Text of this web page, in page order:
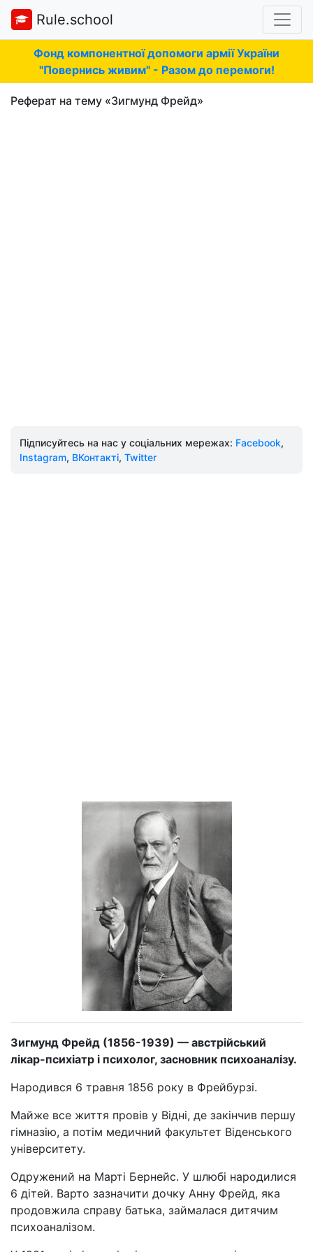
Rule.school
Фонд компонентної допомоги армії України
"Повернись живим" - Разом до перемоги!
Реферат на тему «Зигмунд Фрейд»
Підписуйтесь на нас у соціальних мережах: Facebook,
Instagram, ВКонтакті, Twitter
Зигмунд Фрейд (1856-1939) — австрійський
лікар-психіатр і психолог, засновник психоаналізу.
Народився 6 травня 1856 року в Фрейбурзі.
Майже все життя провів у Відні, де закінчив першу
гімназію, а потім медичний факультет Віденського
університету.
Одружений на Марті Бернейс. У шлюбі народилися
6 дітей. Варто зазначити дочку Анну Фрейд, яка
продовжила справу батька, займалася дитячим
психоаналізом.